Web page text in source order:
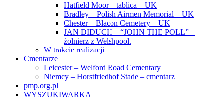
Hatfield Moor – tablica – UK
Bradley – Polish Airmen Memorial – UK
Chester – Blacon Cemetery – UK
JAN DIDUCH – “JOHN THE POLL” –
żołnierz z Welshpool.
W trakcie realizacji
Cmentarze
Leicester – Welford Road Cementary
Niemcy – Horstfriedhof Stade – cmentarz
pmp.org.pl
WYSZUKIWARKA